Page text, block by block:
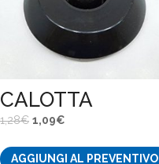
CALOTTA
1,28€ Il
originale
1,09€
attuale
AGGIUNGI AL PREVENTIVO